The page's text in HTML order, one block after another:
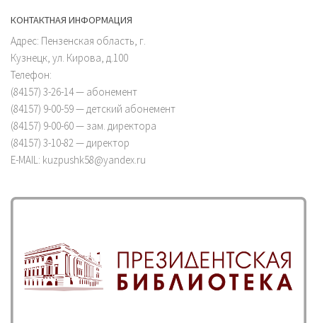
КОНТАКТНАЯ ИНФОРМАЦИЯ
Адрес: Пензенская область, г.
Кузнецк, ул. Кирова, д.100
Телефон:
(84157) 3-26-14 — абонемент
(84157) 9-00-59 — детский абонемент
(84157) 9-00-60 — зам. директора
(84157) 3-10-82 — директор
E-MAIL: kuzpushk58@yandex.ru